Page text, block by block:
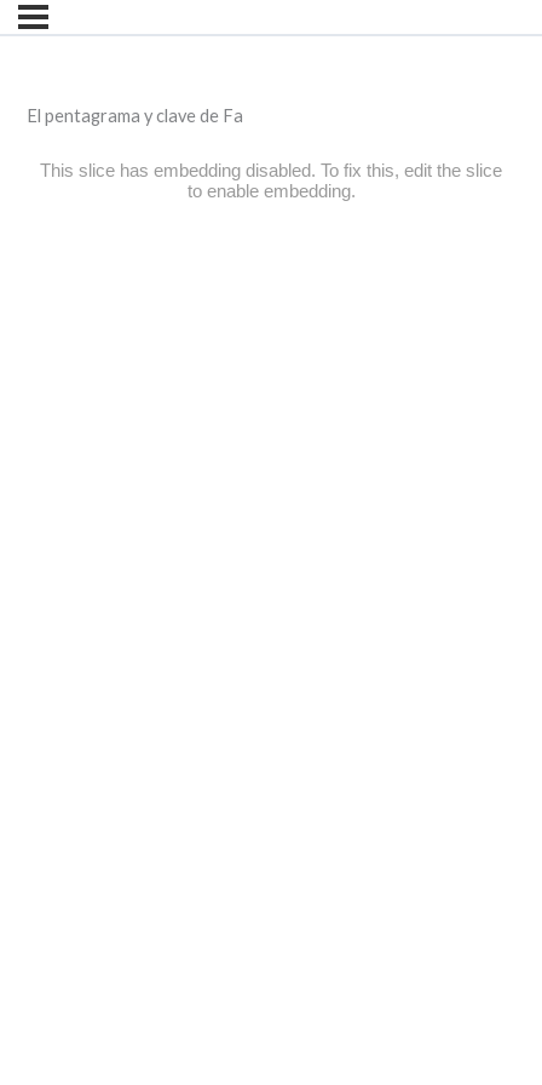
El pentagrama y clave de Fa